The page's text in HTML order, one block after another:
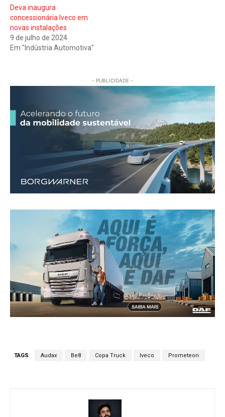
Deva inaugura
concessionária Iveco em
novas instalações
9 de julho de 2024
Em "Indústria Automotiva"
- PUBLICIDADE -
TAGS Audax Be8 Copa Truck Iveco Prometeon